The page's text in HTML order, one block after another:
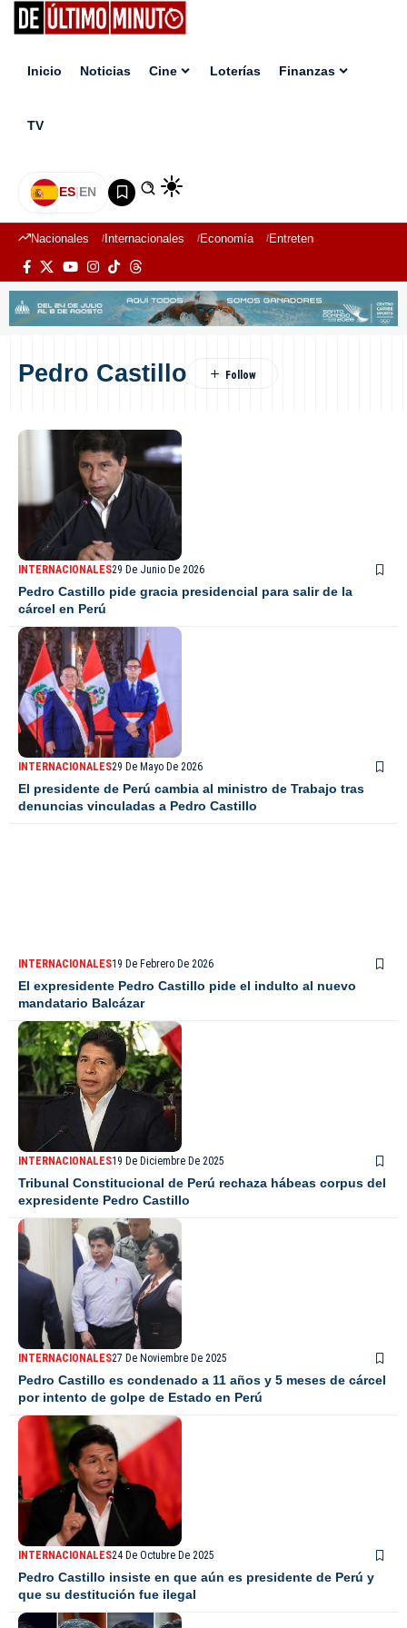
Inicio Noticias Cine Loterías Finanzas
TV
ES|EN
Nacionales Internacionales Economía Entretenimiento
Pedro Castillo
INTERNACIONALES29 De Junio De 2026
Pedro Castillo pide gracia presidencial para salir de la
cárcel en Perú
INTERNACIONALES29 De Mayo De 2026
El presidente de Perú cambia al ministro de Trabajo tras
denuncias vinculadas a Pedro Castillo
INTERNACIONALES19 De Febrero De 2026
El expresidente Pedro Castillo pide el indulto al nuevo
mandatario Balcázar
INTERNACIONALES19 De Diciembre De 2025
Tribunal Constitucional de Perú rechaza hábeas corpus del
expresidente Pedro Castillo
INTERNACIONALES27 De Noviembre De 2025
Pedro Castillo es condenado a 11 años y 5 meses de cárcel
por intento de golpe de Estado en Perú
INTERNACIONALES24 De Octubre De 2025
Pedro Castillo insiste en que aún es presidente de Perú y
que su destitución fue ilegal